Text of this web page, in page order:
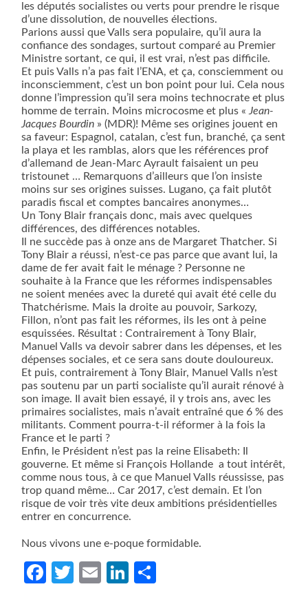
les députés socialistes ou verts pour prendre le risque
d’une dissolution, de nouvelles élections.
Parions aussi que Valls sera populaire, qu’il aura la
confiance des sondages, surtout comparé au Premier
Ministre sortant, ce qui, il est vrai, n’est pas difficile.
Et puis Valls n’a pas fait l’ENA, et ça, consciemment ou
inconsciemment, c’est un bon point pour lui. Cela nous
donne l’impression qu’il sera moins technocrate et plus
homme de terrain. Moins microcosme et plus «Jean-
Jacques Bourdin » (MDR)! Même ses origines jouent en
sa faveur: Espagnol, catalan, c’est fun, branché, ça sent
la playa et les ramblas, alors que les références prof
d’allemand de Jean-Marc Ayrault faisaient un peu
tristounet … Remarquons d’ailleurs que l’on insiste
moins sur ses origines suisses. Lugano, ça fait plutôt
paradis fiscal et comptes bancaires anonymes…
Un Tony Blair français donc, mais avec quelques
différences, des différences notables.
Il ne succède pas à onze ans de Margaret Thatcher. Si
Tony Blair a réussi, n’est-ce pas parce que avant lui, la
dame de fer avait fait le ménage ? Personne ne
souhaite à la France que les réformes indispensables
ne soient menées avec la dureté qui avait été celle du
Thatchérisme. Mais la droite au pouvoir, Sarkozy,
Fillon, n’ont pas fait les réformes, ils les ont à peine
esquissées. Résultat : Contrairement à Tony Blair,
Manuel Valls va devoir sabrer dans les dépenses, et les
dépenses sociales, et ce sera sans doute douloureux.
Et puis, contrairement à Tony Blair, Manuel Valls n’est
pas soutenu par un parti socialiste qu’il aurait rénové à
son image. Il avait bien essayé, il y trois ans, avec les
primaires socialistes, mais n’avait entraîné que 6 % des
militants. Comment pourra-t-il réformer à la fois la
France et le parti ?
Enfin, le Président n’est pas la reine Elisabeth: Il
gouverne. Et même si François Hollande a tout intérêt,
comme nous tous, à ce que Manuel Valls réussisse, pas
trop quand même… Car 2017, c’est demain. Et l’on
risque de voir très vite deux ambitions présidentielles
entrer en concurrence.
Nous vivons une e-poque formidable.
Facebook
Twitter
EmailLinkedIn